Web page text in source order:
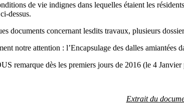
de vie indignes dans lequelles étaient les
dessus.
documents concernant lesdits travaux, plusieurs
notre attention : l’Encapsulage des dalles amiantées
remarque dès les premiers jours de 2016 (le 4
Extrait du